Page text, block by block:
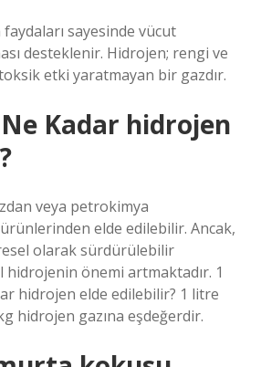
sayesinde vücut
desteklenir. Hidrojen; rengi ve
etki yaratmayan bir gazdır.
Kadar hidrojen
veya petrokimya
elde edilebilir. Ancak,
olarak sürdürülebilir
hidrojenin önemi artmaktadır. 1
hidrojen elde edilebilir? 1 litre
hidrojen gazına eşdeğerdir.